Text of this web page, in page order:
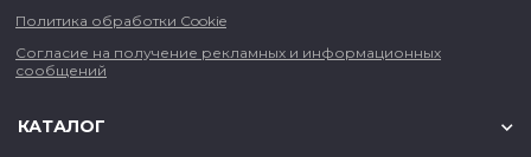
Политика обработки Cookie
Согласие на получение рекламных и информационных
сообщений
КАТАЛОГ